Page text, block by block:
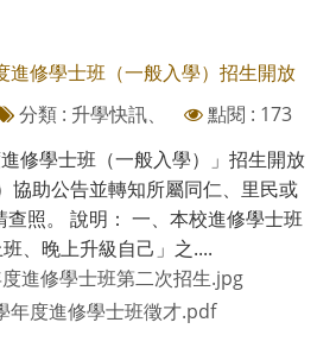
進修學士班（一般入學）招生開放
分類 : 升學快訊、
點閱 : 173
修學士班（一般入學）」招生開放
協助公告並轉知所屬同仁、里民或
照。 說明： 一、本校進修學士班
、晚上升級自己」之....
進修學士班第二次招生.jpg
年度進修學士班徵才.pdf